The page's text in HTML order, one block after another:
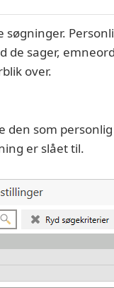
de sager,
over.
den som
er slået til.